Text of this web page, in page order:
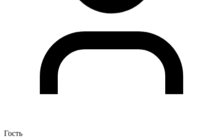
Гость